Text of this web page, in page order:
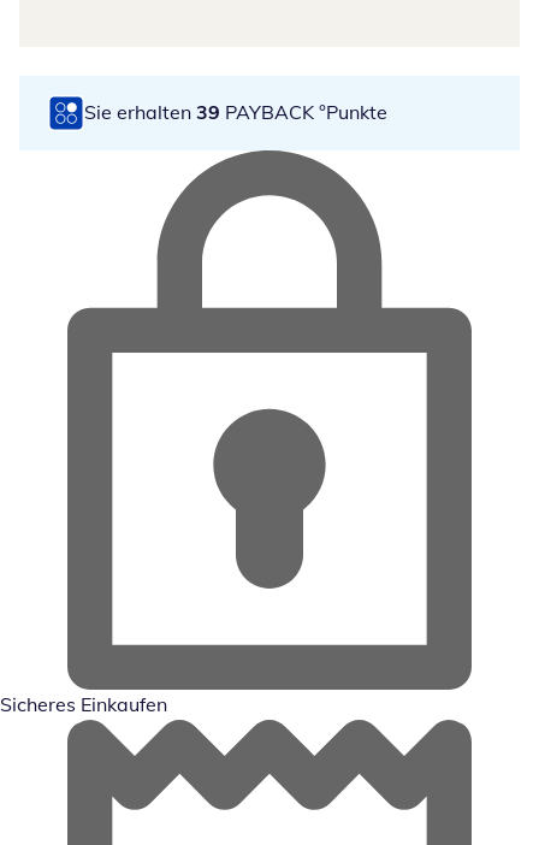
Sie erhalten 39 PAYBACK °Punkte
Sicheres Einkaufen